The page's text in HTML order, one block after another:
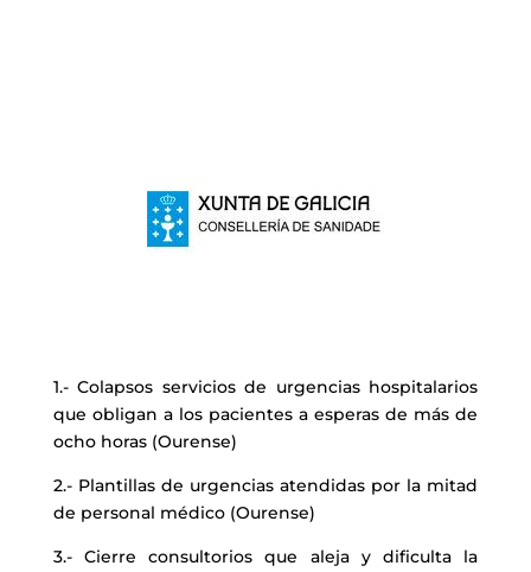
1.- Colapsos servicios de urgencias hospitalarios
que obligan a los pacientes a esperas de más de
ocho horas (Ourense)
2.- Plantillas de urgencias atendidas por la mitad
de personal médico (Ourense)
3.- Cierre consultorios que aleja y dificulta la